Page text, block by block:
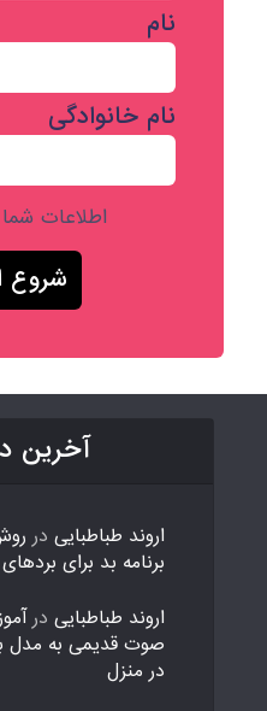
نام
نام خانوادگی
اطلاعات
آخرین
اروند طباطبایی در
برنامه بد برای بردهای ESP8266
اروند طباطبایی در
در منزل